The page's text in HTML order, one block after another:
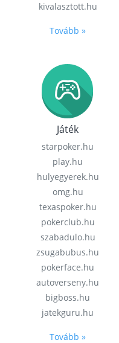
kivalasztott.hu
Tovább »
Játék
starpoker.hu
play.hu
hulyegyerek.hu
omg.hu
texaspoker.hu
pokerclub.hu
szabadulo.hu
zsugabubus.hu
pokerface.hu
autoverseny.hu
bigboss.hu
jatekguru.hu
Tovább »